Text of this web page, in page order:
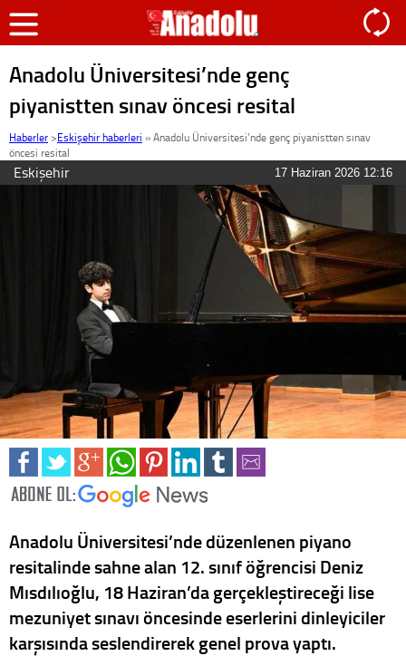
Anadolu Üniversitesi’nde genç
piyanistten sınav öncesi resital
Haberler >Eskişehir haberleri »Anadolu Üniversitesi’nde genç piyanistten sınav
öncesi resital
Eskişehir 17 Haziran 2026 12:16
Anadolu Üniversitesi’nde düzenlenen piyano
resitalinde sahne alan 12. sınıf öğrencisi Deniz
Mısdılıoğlu, 18 Haziran’da gerçekleştireceği lise
mezuniyet sınavı öncesinde eserlerini dinleyiciler
karşısında seslendirerek genel prova yaptı.